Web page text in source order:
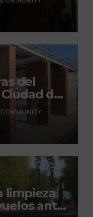
del
del
está
de 2025
COMMUNITY
limpieza
ante